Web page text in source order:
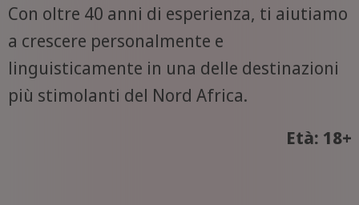
Con oltre 40 anni di esperienza, ti aiutiamo
a crescere personalmente e
linguisticamente in una delle destinazioni
più stimolanti del Nord Africa.
Età: 18+